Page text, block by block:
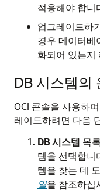
적용해야 합니
업그레이드하
경우 데이터베
화되어 있는지
DB 시스템의
OCI 콘솔을 사용하
레이드하려면 다음
DB 시스템 목
템을 선택합니
템을 찾는 데
열을 참조하십